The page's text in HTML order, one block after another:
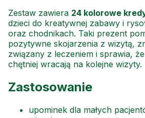
Zestaw zawiera 24 kolorowe
dzieci do kreatywnej zabawy i
oraz chodnikach. Taki prezent
pozytywne skojarzenia z wizytą,
związany z leczeniem i sprawia,
chętniej wracają na kolejne wizyty.
Zastosowanie
upominek dla małych